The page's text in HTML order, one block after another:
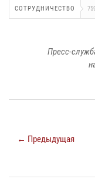
СОТРУДНИЧЕСТВО
Пресс-
← Предыдущая